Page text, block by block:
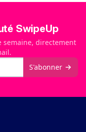
SwipeUp
semaine, directement
S'abonner